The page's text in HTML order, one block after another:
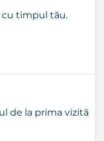
cu timpul tău.
de la prima vizită